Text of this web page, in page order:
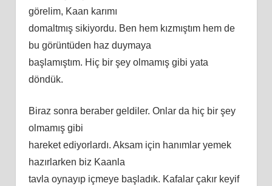
görelim, Kaan karımı
domaltmış sikiyordu. Ben hem kızmıştım hem de
bu görüntüden haz duymaya
başlamıştım. Hiç bir şey olmamış gibi yata
döndük.
Biraz sonra beraber geldiler. Onlar da hiç bir şey
olmamış gibi
hareket ediyorlardı. Aksam için hanımlar yemek
hazırlarken biz Kaanla
tavla oynayıp içmeye başladık. Kafalar çakır keyif